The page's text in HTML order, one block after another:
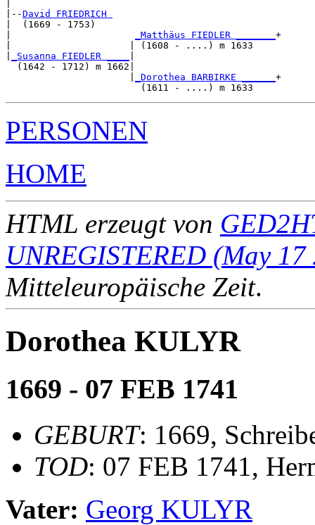
|--David FRIEDRICH
|  (1669 - 1753)
_Matthäus FIEDLER _______ +
|                     | (1608 - ....) m 1633
_Susanna FIEDLER ____
  (1642 - 1712) m 1662|
_Dorothea BARBIRKE ______ +
PERSONEN
HOME
HTML erzeugt von
UNREGISTERED (May 17
Mitteleuropäische Zeit.
Dorothea KULYR
1669 - 07 FEB 1741
GEBURT: 1669,
TOD: 07 FEB 1741,
Vater: Georg KULYR